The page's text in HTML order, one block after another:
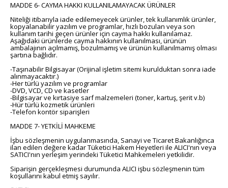
MADDE 6- CAYMA HAKKI KULLANILAMAYACAK ÜRÜNLER
Niteliği itibarıyla iade edilemeyecek ürünler, tek kullanımlık ürünler,
kopyalanabilir yazılım ve programlar, hızlı bozulan veya son
kullanım tarihi geçen ürünler için cayma hakkı kullanılamaz.
Aşağıdaki ürünlerde cayma hakkının kullanılması, ürünün
ambalajının açılmamış, bozulmamış ve ürünün kullanılmamış olması
şartına bağlıdır.
-Taşınabilir Bilgisayar (Orijinal işletim sitemi kurulduktan sonra iade
alınmayacaktır.)
-Her türlü yazılım ve programlar
-DVD, VCD, CD ve kasetler
-Bilgisayar ve kırtasiye sarf malzemeleri (toner, kartuş, şerit v.b)
-Hür türlü kozmetik ürünleri
-Telefon kontör siparişleri
MADDE 7- YETKİLİ MAHKEME
İşbu sözleşmenin uygulanmasında, Sanayi ve Ticaret Bakanlığınca
ilan edilen değere kadar Tüketici Hakem Heyetleri ile ALICI'nın veya
SATICI'nın yerleşim yerindeki Tüketici Mahkemeleri yetkilidir.
Siparişin gerçekleşmesi durumunda ALICI işbu sözleşmenin tüm
koşullarını kabul etmiş sayılır.